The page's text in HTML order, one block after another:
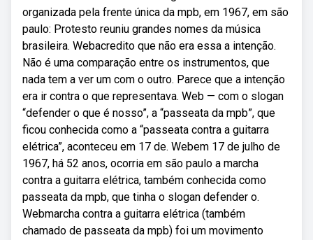
organizada pela frente única da mpb, em 1967, em são
paulo: Protesto reuniu grandes nomes da música
brasileira. Webacredito que não era essa a intenção.
Não é uma comparação entre os instrumentos, que
nada tem a ver um com o outro. Parece que a intenção
era ir contra o que representava. Web — com o slogan
“defender o que é nosso”, a “passeata da mpb”, que
ficou conhecida como a “passeata contra a guitarra
elétrica”, aconteceu em 17 de. Webem 17 de julho de
1967, há 52 anos, ocorria em são paulo a marcha
contra a guitarra elétrica, também conhecida como
passeata da mpb, que tinha o slogan defender o.
Webmarcha contra a guitarra elétrica (também
chamado de passeata da mpb) foi um movimento